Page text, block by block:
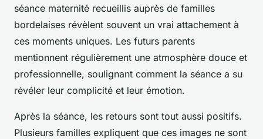
séance maternité recueillis auprès de familles
bordelaises révèlent souvent un vrai attachement à
ces moments uniques. Les futurs parents
mentionnent régulièrement une atmosphère douce et
professionnelle, soulignant comment la séance a su
révéler leur complicité et leur émotion.
Après la séance, les retours sont tout aussi positifs.
Plusieurs familles expliquent que ces images ne sont